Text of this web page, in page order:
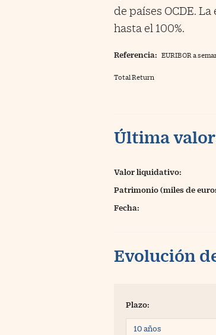
de países OCDE.
hasta el 100%.
Referencia: EURIBOR a
Total Return
Última
Valor liquidativo:
Patrimonio (miles de
Fecha:
Evolución
Plazo: